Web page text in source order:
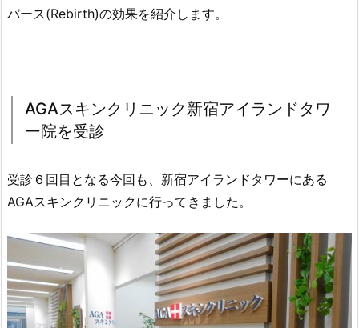
バース(Rebirth)の効果を紹介します。
AGAスキンクリニック新宿アイランドタワ
ー院を受診
受診６回目となる今回も、新宿アイランドタワーにある
AGAスキンクリニックに行ってきました。